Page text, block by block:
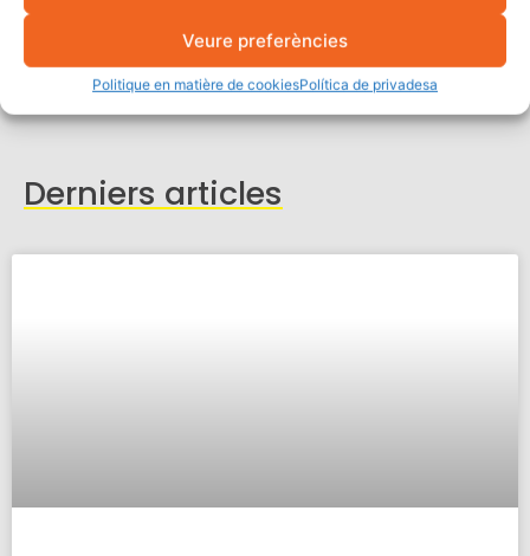
Veure preferències
Politique en matière de cookiesPolítica de privadesa
Derniers articles